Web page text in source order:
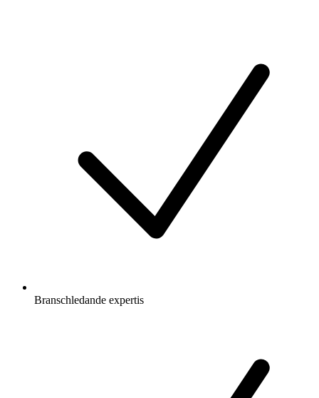
Branschledande expertis